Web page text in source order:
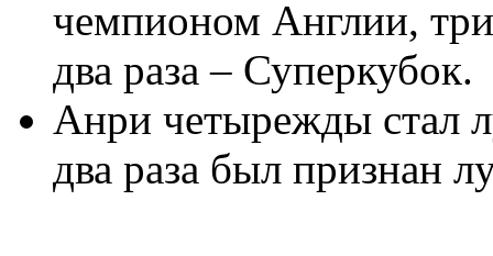
чемпионом Англии,
два раза – Суперкубок.
Анри четырежды стал
два раза был признан